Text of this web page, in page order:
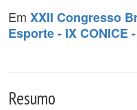
Em XXII Congresso
Esporte - IX CONICE
Resumo